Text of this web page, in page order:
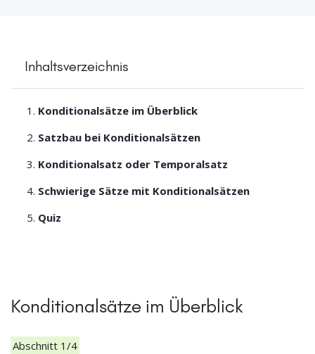
Inhaltsverzeichnis
Konditionalsätze im Überblick
Satzbau bei Konditionalsätzen
Konditionalsatz oder Temporalsatz
Schwierige Sätze mit Konditionalsätzen
Quiz
Konditionalsätze im Überblick
Abschnitt 1/4